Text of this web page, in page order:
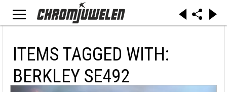
ITEMS TAGGED WITH:
BERKLEY SE492